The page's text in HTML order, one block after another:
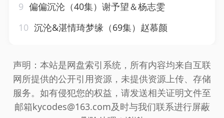
9 偏偏沉沦（40集）谢予望＆杨志雯
10 沉沦&湛情琦梦缘（69集）赵慕颜
声明：本站是网盘索引系统，所有内容均来自互联
网所提供的公开引用资源，未提供资源上传、存储
服务。如有侵犯您的权益，请发送相关证明文件至
邮箱kycodes@163.com及时与我们联系进行屏蔽